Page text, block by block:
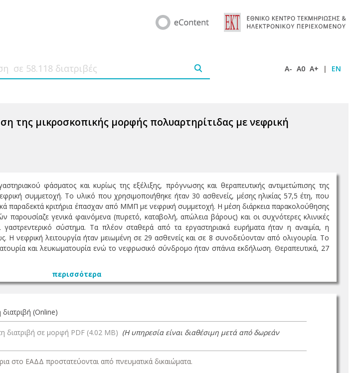
A- A0 A+ | EN
της μικροσκοπικής μορφής πολυαρτηρίτιδας με νεφρική
φάσματος και κυρίως της εξέλιξης, πρόγνωσης και θεραπευτικής αντιμετώπισης της
συμμετοχή. Το υλικό που χρησιμοποιήθηκε ήταν 30 ασθενείς, μέσης ηλικίας 57,5 έτη, που
παραδεκτά κριτήρια έπασχαν από ΜΜΠ με νεφρική συμμετοχή. Η μέση διάρκεια παρακολούθησης
γενικά φαινόμενα (πυρετό, καταβολή, απώλεια βάρους) και οι συχνότερες κλινικές
σύστημα. Τα πλέον σταθερά από τα εργαστηριακά ευρήματα ήταν η αναιμία, η
Η νεφρική λειτουργία ήταν μειωμένη σε 29 ασθενείς και σε 8 συνοδεύονταν από ολιγουρία. Το
και λευκωματουρία ενώ το νεφρωσικό σύνδρομο ήταν σπάνια εκδήλωση. Θεραπευτικά, 27
περισσότερα
διατριβή (Online)
διατριβή σε μορφή PDF (4.02 MB) (Η υπηρεσία είναι διαθέσιμη μετά από δωρεάν
στο ΕΑΔΔ προστατεύονται από πνευματικά δικαιώματα.